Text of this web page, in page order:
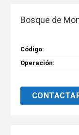
Bosque de
Código:
Operación: